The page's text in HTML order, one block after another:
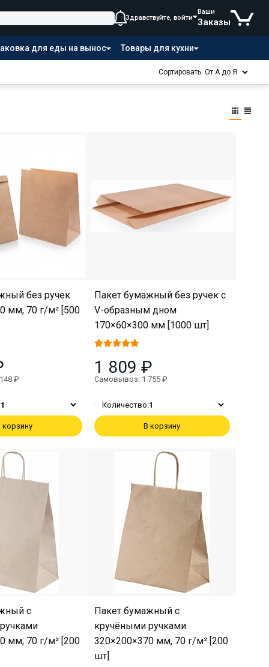
Здравствуйте, войти
Ваши
Заказы
для еды на вынос Товары для кухни
Сортировать: От А до Я
без ручек
мм, 70 г/м² [500
₽
1
корзину
Пакет бумажный без ручек с
V-образным дном
170×60×300 мм [1000 шт]
1 809 ₽
Самовывоз: 1 755 ₽
Количество:1
В корзину
с
мм, 70 г/м² [200
Пакет бумажный с
кручёными ручками
320×200×370 мм, 70 г/м² [200
шт]